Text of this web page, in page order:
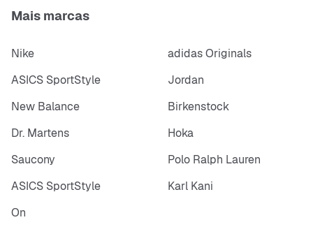
Mais marcas
Nike
adidas Originals
ASICS SportStyle
Jordan
New Balance
Birkenstock
Dr. Martens
Hoka
Saucony
Polo Ralph Lauren
ASICS SportStyle
Karl Kani
On